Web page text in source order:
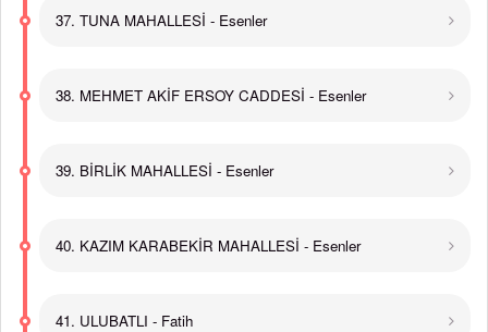
37. TUNA MAHALLESİ - Esenler
38. MEHMET AKİF ERSOY CADDESİ - Esenler
39. BİRLİK MAHALLESİ - Esenler
40. KAZIM KARABEKİR MAHALLESİ - Esenler
41. ULUBATLI - Fatih